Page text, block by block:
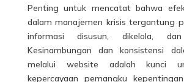
Penting untuk mencatat bahwa
dalam manajemen krisis tergantung
informasi disusun, dikelola, dan
Kesinambungan dan konsistensi
melalui website adalah kunci
kepercayaan pemangku